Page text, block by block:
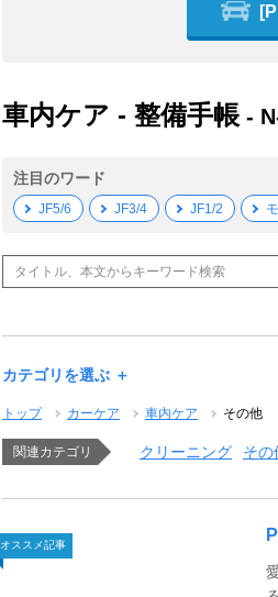
車内ケア - 整備手帳 -
注目のワード
JF5/6 JF3/4 JF1/2
カテゴリを選ぶ ＋
トップ カーケア 車内ケア その他
関連カテゴリ クリーニング その
オススメ記事